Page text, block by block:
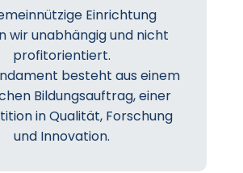
Einrichtung
wir unabhängig und nicht
profitorientiert.
besteht aus einem
Bildungsauftrag, einer
in Qualität, Forschung
und Innovation.